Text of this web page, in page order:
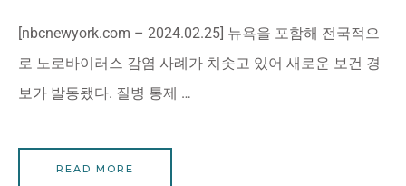
[nbcnewyork.com – 2024.02.25] 뉴욕을 포함해 전국적으
로 노로바이러스 감염 사례가 치솟고 있어 새로운 보건 경
보가 발동됐다. 질병 통제 …
READ MORE